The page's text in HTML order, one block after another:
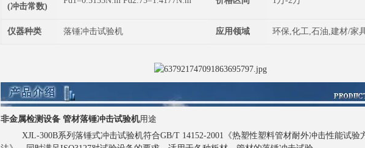
(冲击常数)
仪器种类 落锤冲击试验机 应用领域 环保,化工,石油,建材/家
非金属检测设备 管材落锤冲击试验机用途
XJL-300B系列落锤式冲击试验机符合GB/T 14152-2001 《热塑性塑料管材耐外冲击性能试验